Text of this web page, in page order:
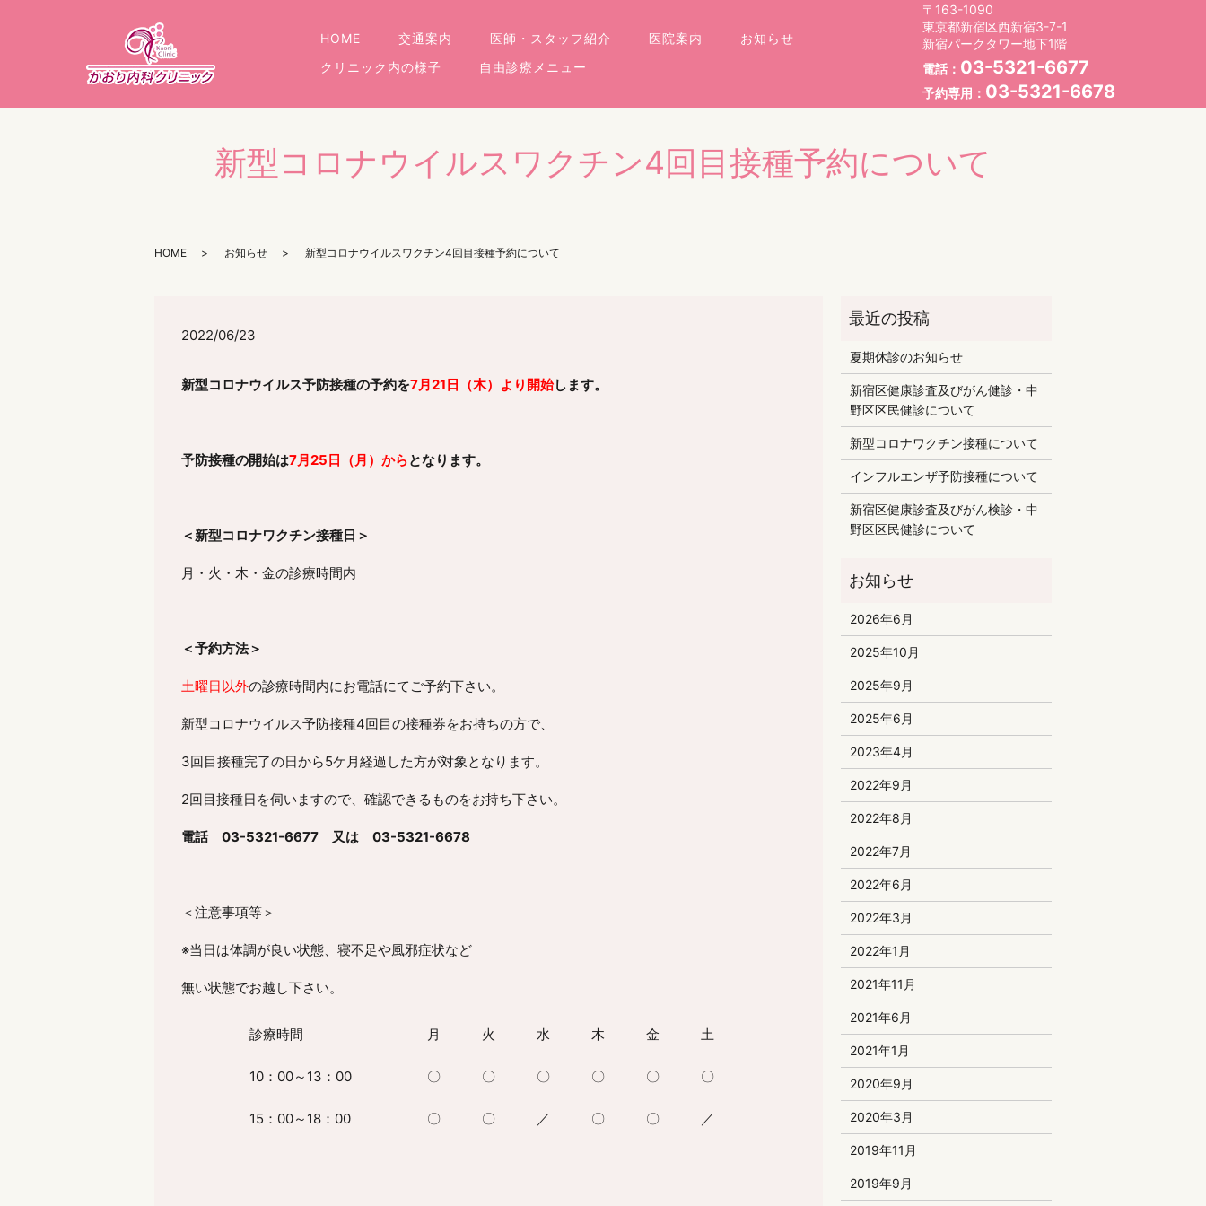
HOME 交通案内 医師・スタッフ紹介 医院案内
お知らせ
クリニック内の様子
自由診療メニュー
〒163-1090
東京都新宿区西新宿3-7-1
新宿パークタワー地下1階
電話： 03-5321-6677
予約専用： 03-5321-6678
新型コロナウイルスワクチン4回目接種予約について
HOME お知らせ 新型コロナウイルスワクチン4回目接種予約について
2022/06/23
新型コロナウイルス予防接種の予約を7月21日（木）より開始します。
予防接種の開始は7月25日（月）からとなります。
＜新型コロナワクチン接種日＞
月・火・木・金の診療時間内
＜予約方法＞
土曜日以外の診療時間内にお電話にてご予約下さい。
新型コロナウイルス予防接種4回目の接種券をお持ちの方で、
3回目接種完了の日から5ケ月経過した方が対象となります。
2回目接種日を伺いますので、確認できるものをお持ち下さい。
電話 03-5321-6677又は 03-5321-6678
＜注意事項等＞
※当日は体調が良い状態、寝不足や風邪症状など
無い状態でお越し下さい。
診療時間 月 火 水 木 金 土
10： 00～ 13 ： 00 〇 〇 〇 〇 〇 〇
15： 00～ 18： 00 〇 〇 ／ 〇 〇 ／
夏期休診のお知らせ
新宿区健康診査及びがん健診・中
野区区民健診について
新型コロナワクチン接種について
インフルエンザ予防接種について
新宿区健康診査及びがん検診・中
野区区民健診について
2026年6月
2025年10月
2025年9月
2025年6月
2023年4月
2022年9月
2022年8月
2022年7月
2022年6月
2022年3月
2022年1月
2021年11月
2021年6月
2021年1月
2020年9月
2020年3月
2019年11月
2019年9月